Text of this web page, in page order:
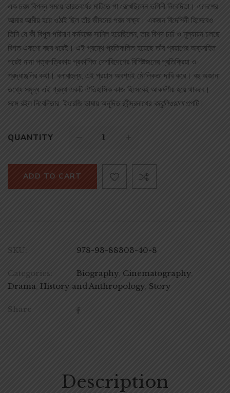
এক চরম বিপন্ন সময়ে ভারতবর্ষের মাটিতে পা রেখেছিলেন ভগিনী নিবেদিতা। এদেশের
আত্মার আত্মীয় হয়ে ওঠাই ছিল তাঁর জীবনের পরম লক্ষ্য। একজন বিদেশিনী হিসেবেও
তিনি যে কী বিপুল পরিমাণ কর্মযজ্ঞে সামিল হয়েছিলেন, তার বিশদ চর্চা ও মূল্যায়ন চলছে
বিগত একশো বছর ধরেই। এই গ্রন্থে প্রতিফলিত হয়েছে তাঁর প্রয়াণের অব্যবহিত
পরেই নানা পত্রপত্রিকায় প্রকাশিত দেশবিদেশের বিশিষ্টজনের প্রতিক্রিয়া ও
শ্রদ্ধাঞ্জলির কথা। বলাবাহুল্য, এই প্রয়াস অবশ্যই মৌলিকতা দাবি করে। বহু অজানা
তথ্যে সমৃদ্ধ এই গ্রন্থ একটি ঐতিহাসিক কাজ হিসেবেই আকর্ষণীয় হয়ে থাকবে।
সঙ্গে রইল নিবেদিতার ইংরেজি ভাষায় অনূদিত রবীন্দ্রনাথের কাবুলিওয়ালাগল্পটি।
QUANTITY
ADD TO CART
SKU: 978-93-88303-40-8
Categories: Biography, Cinematography,
Drama History and Anthropology Story
Share
Description